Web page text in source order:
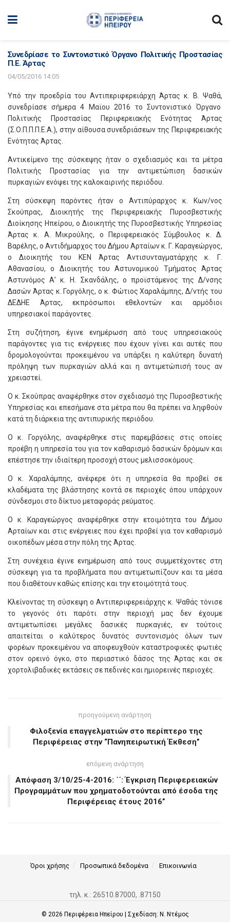
Συνεδρίασε το Συντονιστικό Όργανο Πολιτικής Προστασίας
Π.Ε. Άρτας
04/05/2016 14:05
Yπό την προεδρία του Αντιπεριφερειάρχη Άρτας κ. Β. Ψαθά,
συνεδρίασε σήμερα 4 Μαϊου 2016 το Συντονιστικό Όργανο
Πολιτικής Προστασίας Περιφερειακής Ενότητας Άρτας
(Σ.Ο.Π.Π.Π.Ε.Α.), στην αίθουσα συνεδριάσεων της Περιφερειακής
Ενότητας Άρτας.
Αντικείμενο της σύσκεψης ήταν ο σχεδιασμός και τα μέτρα
Πολιτικής Προστασίας για την αντιμετώπιση δασικών
πυρκαγιών ενόψει της καλοκαιρινής περιόδου.
Στη σύσκεψη παρόντες ήταν ο Αντιπύραρχος κ. Κων/νος
Σκούπρας, Διοικητής της Περιφερειακής Πυροσβεστικής
Διοίκησης Ηπείρου, ο Διοικητής της Πυροσβεστικής Υπηρεσίας
Άρτας κ. Α. Μικρούλης, ο Περιφερειακός Σύμβουλος κ. Δ.
Βαρέλης, ο Αντιδήμαρχος του Δήμου Αρταίων κ. Γ. Καραγεώργος,
ο Διοικητής του ΚΕΝ Άρτας Αντισυνταγματάρχης κ. Γ.
Αθανασίου, ο Διοικητής του Αστυνομικού Τμήματος Άρτας
Αστυνόμος Α’ κ. Η. Σκανδάλης, ο προϊστάμενος της Δ/νσης
Δασών Άρτας κ. Γοργόλης, ο κ. Φώτιος Χαραλάμπης, Δ/ντής του
ΔΕΔΗΕ Άρτας, εκπρόσωποι εθελοντών και αρμόδιοι
υπηρεσιακοί παράγοντες.
Στη συζήτηση, έγινε ενημέρωση από τους υπηρεσιακούς
παράγοντες για τις ενέργειες που έχουν γίνει και αυτές που
δρομολογούνται προκειμένου να υπάρξει η καλύτερη δυνατή
πρόληψη των πυρκαγιών αλλά και η αντιμετώπισή τους αν
χρειαστεί.
Ο κ. Σκούπρας αναφέρθηκε στον σχεδιασμό της Πυροσβεστικής
Υπηρεσίας και επεσήμανε στα μέτρα που θα πρέπει να ληφθούν
κατά τη διάρκεια της αντιπυρικής περιόδου.
Ο κ. Γοργόλης, αναφέρθηκε στις παρεμβάσεις στις οποίες
προέβη η υπηρεσία του για τον καθαρισμό δασικών δρόμων και
επέστησε την ιδιαίτερη προσοχή στους μελισσοκόμους.
Ο κ. Χαραλάμπης, ανέφερε ότι η υπηρεσία θα προβεί σε
κλαδέματα της βλάστησης κοντά σε περιοχές όπου υπάρχουν
σύνδεσμοι στο δίκτυο μεταφοράς ρεύματος.
Ο κ. Καραγεώργος αναφέρθηκε στην ετοιμότητα του Δήμου
Αρταίων και στις ενέργειες που έχει προβεί για τον καθαρισμό
οικοπέδων μέσα στην πόλη της Άρτας.
Στη συνέχεια έγινε ενημέρωση από τους συμμετέχοντες στη
σύσκεψη για τα προβλήματα που αντιμετωπίζουν και τα μέσα
που διαθέτουν καθώς επίσης και την ετοιμότητά τους.
Κλείνοντας τη σύσκεψη ο Αντιπεριφερειάρχης κ. Ψαθάς τόνισε
το γεγονός ότι παρότι στην περιοχή μας δεν έχουμε
αντιμετωπίσει μεγάλες δασικές πυρκαγιές, εν τούτοις
απαιτείται ο καλύτερος δυνατός συντονισμός όλων των
φορέων προκειμένου να αποφευχθούν καταστροφικές φωτιές
στον ορεινό όγκο, στο περιαστικό δάσος της Άρτας και σε
χορτολιβαδικές εκτάσεις σε πεδινές και ημιορεινές περιοχές.
προηγούμενη ανάρτηση
Φιλοξενία επαγγελματιών στο περίπτερο της
Περιφέρειας στην “Πανηπειρωτική Έκθεση”
επόμενη ανάρτηση
Απόφαση 3/10/25-4-2016: ΄΄: Έγκριση Περιφερειακών
Προγραμμάτων που χρηματοδοτούνται από έσοδα της
Περιφέρειας έτους 2016”
Όροι χρήσης Προσωπικά δεδομένα Επικοινωνία
τηλ. κ.: 26510.87000, .87150
© 2026 Περιφέρεια Ηπείρου | Σχεδίαση: Ν. Ντέμος